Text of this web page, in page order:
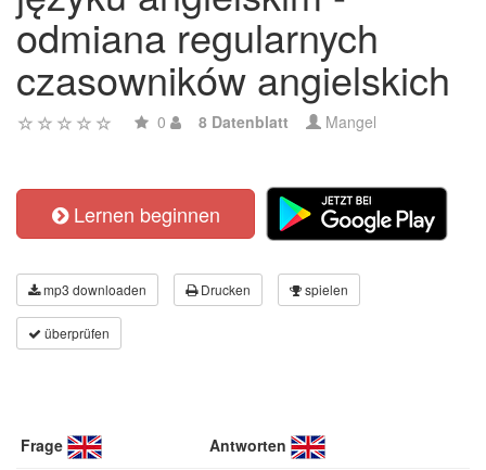
odmiana regularnych
czasowników angielskich
0 8 Datenblatt Mangel
Lernen beginnen
mp3 downloaden Drucken spielen
überprüfen
Frage Antworten